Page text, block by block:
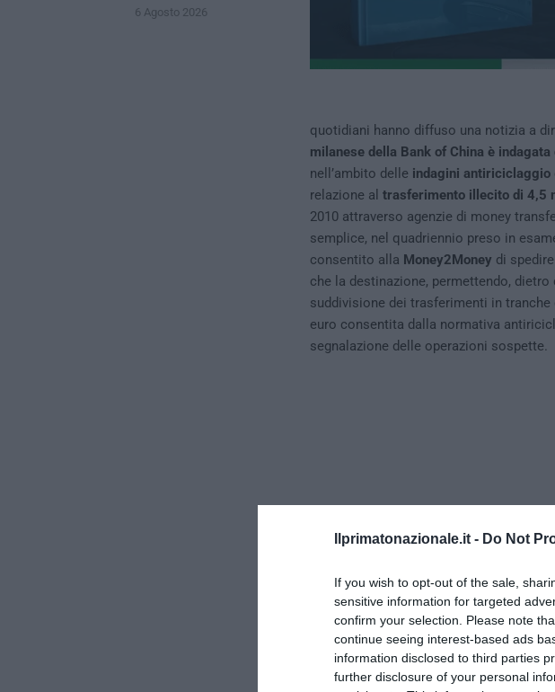
Ilprimatonazionale.it - Do Not
If you wish to opt-out of the sale,
sensitive information for targeted
confirm your selection. Please note
continue seeing interest-based ads
information disclosed to third parties
further disclosure of your personal
quotidiani hanno diffuso una notizia a
milanese della Bank of China è
nell’ambito delle indagini antiriciclaggio
relazione al trasferimento illecito di 4,5
2010 attraverso agenzie di money
semplice, nel quadriennio preso in
consentito alla Money2Money di
che la destinazione, permettendo,
suddivisione dei trasferimenti in
euro consentita dalla normativa
segnalazione delle operazioni sospette.
Secondo quanto accertato dagli
6 Agosto 2026